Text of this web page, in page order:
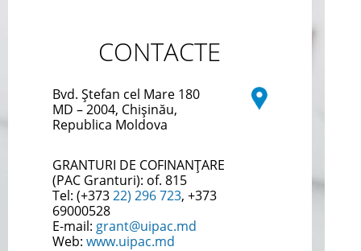
CONTACTE
Bvd. Ștefan cel Mare 180
MD – 2004, Chișinău,
Republica Moldova
GRANTURI DE COFINANȚARE
(PAC Granturi): of. 815
Tel: (+37322) 296 723, +373
69000528
E-mail: grant@uipac.md
Web: www.uipac.md